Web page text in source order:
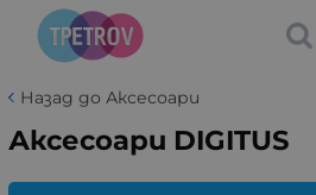
Назад до Аксесоари
Аксесоари DIGITUS